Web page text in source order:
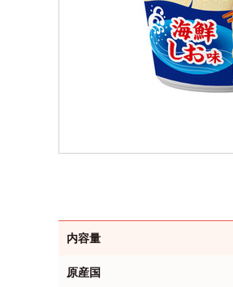
内容量
原産国